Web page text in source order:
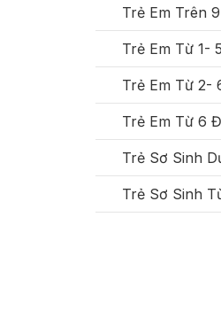
Trẻ Em Trên
Trẻ Em Từ 1-
Trẻ Em Từ 2-
Trẻ Em Từ 6
Trẻ Sơ Sinh
Trẻ Sơ Sinh